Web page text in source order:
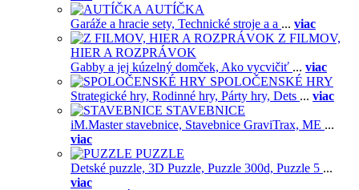
AUTÍČKA
Garáže a hracie sety, Technické stroje a a ... viac
Z FILMOV,
HIER A ROZPRÁVOK
Gabby a jej kúzelný domček, Ako vycvičiť ... viac
SPOLOČENSKÉ HRY
Strategické hry, Rodinné hry, Párty hry, Dets ... viac
STAVEBNICE
iM.Master stavebnice, Stavebnice GraviTrax, ME ...
viac
PUZZLE
Detské puzzle, 3D Puzzle, Puzzle 300d, Puzzle 5 ...
viac